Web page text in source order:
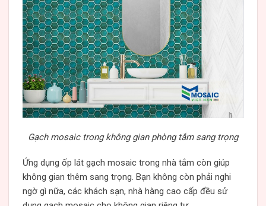
Gạch mosaic trong không gian phòng tắm sang trọng
Ứng dụng ốp lát gạch mosaic trong nhà tắm còn giúp
không gian thêm sang trọng. Bạn không còn phải nghi
ngờ gì nữa, các khách sạn, nhà hàng cao cấp đều sử